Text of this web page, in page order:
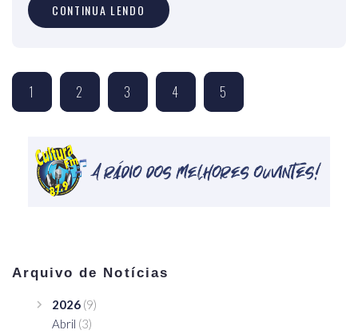
CONTINUA LENDO
1 2 3 4 5
Arquivo de Notícias
2026 (9)
Abril (3)